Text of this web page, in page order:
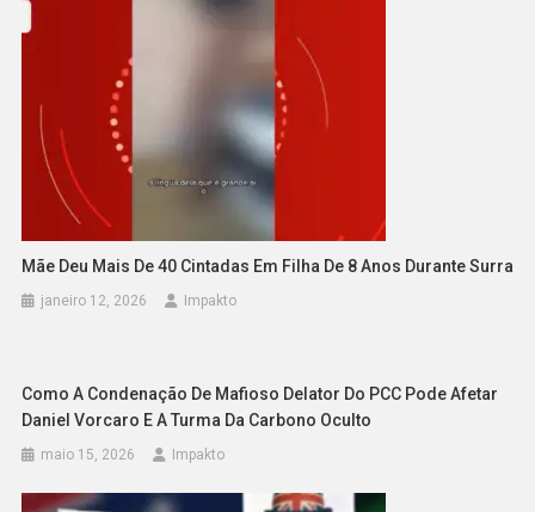
Mãe Deu Mais De 40 Cintadas Em Filha De 8 Anos Durante Surra
janeiro 12, 2026 Impakto
Como A Condenação De Mafioso Delator Do PCC Pode Afetar
Daniel Vorcaro E A Turma Da Carbono Oculto
maio 15, 2026 Impakto